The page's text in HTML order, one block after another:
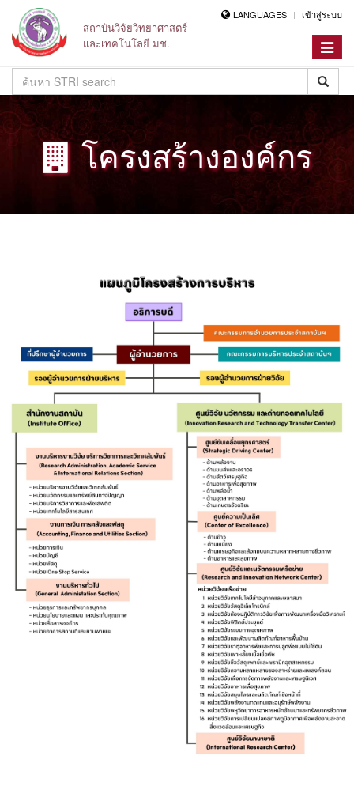
สถาบันวิจัยวิทยาศาสตร์
และเทคโนโลยี มช.
LANGUAGES เข้าสู่ระบบ
Toggle
โครงสร้างองค์กร